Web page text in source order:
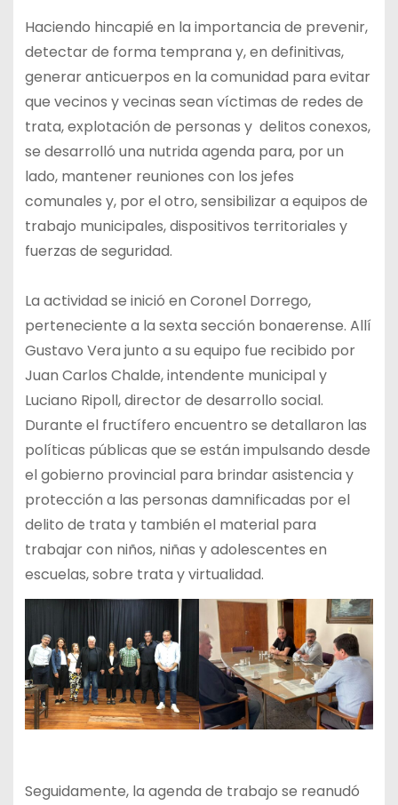
Haciendo hincapié en la importancia de prevenir,
detectar de forma temprana y, en definitivas,
generar anticuerpos en la comunidad para evitar
que vecinos y vecinas sean víctimas de redes de
trata, explotación de personas y delitos conexos,
se desarrolló una nutrida agenda para, por un
lado, mantener reuniones con los jefes
comunales y, por el otro, sensibilizar a equipos de
trabajo municipales, dispositivos territoriales y
fuerzas de seguridad.
La actividad se inició en Coronel Dorrego,
perteneciente a la sexta sección bonaerense. Allí
Gustavo Vera junto a su equipo fue recibido por
Juan Carlos Chalde, intendente municipal y
Luciano Ripoll, director de desarrollo social.
Durante el fructífero encuentro se detallaron las
políticas públicas que se están impulsando desde
el gobierno provincial para brindar asistencia y
protección a las personas damnificadas por el
delito de trata y también el material para
trabajar con niños, niñas y adolescentes en
escuelas, sobre trata y virtualidad.
Seguidamente, la agenda de trabajo se reanudó